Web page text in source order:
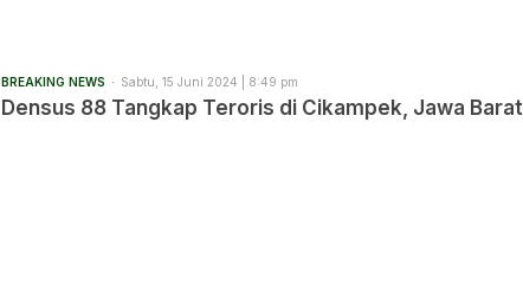
BREAKING NEWS Sabtu, 15 Juni 2024 | 8:49 pm
Densus 88 Tangkap Teroris di Cikampek, Jawa Barat